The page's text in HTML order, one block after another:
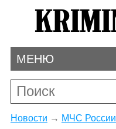
МЕНЮ
Новости → МЧС России